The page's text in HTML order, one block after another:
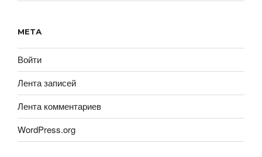
МЕТА
Войти
Лента записей
Лента комментариев
WordPress.org